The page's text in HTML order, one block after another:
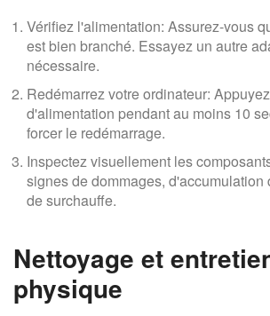
Vérifiez l'alimentation: Assurez-vous
est bien branché. Essayez un autre
nécessaire.
Redémarrez votre ordinateur:
d'alimentation pendant au moins 10
forcer le redémarrage.
Inspectez visuellement les
signes de dommages, d'accumulation
de surchauffe.
Nettoyage et
physique